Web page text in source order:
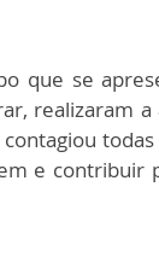
que se
realizaram a
e contribuir